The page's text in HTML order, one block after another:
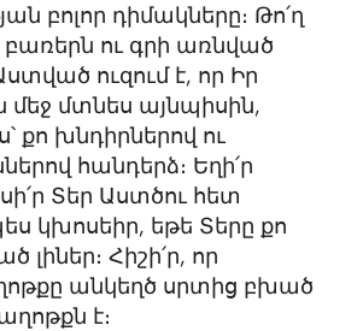
բոլոր դիմակները։ Թո՛ղ
ու գրի առնված
ուզում է, որ Իր
մեջ մտնես այնպիսին,
քո խնդիրներով ու
հանդերձ։ Եղի՛ր
Տեր Աստծու հետ
կխոսեիր, եթե Տերը քո
լիներ։ Հիշի՛ր, որ
անկեղծ սրտից բխած
է։